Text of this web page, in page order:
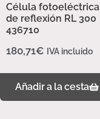
Célula fotoeléctrica
de reflexión RL 300
436710
180,71€ IVA incluido
Añadir a la cesta